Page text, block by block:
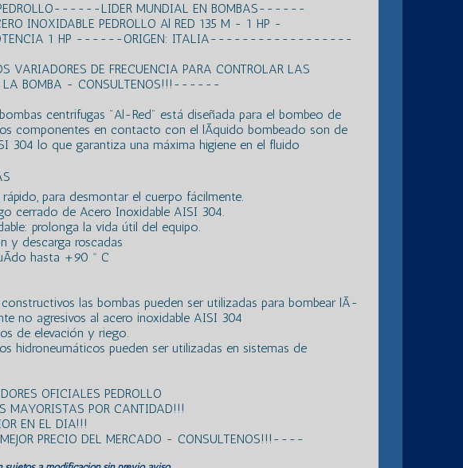
LIDER MUNDIAL EN BOMBAS------
INOXIDABLE PEDROLLO Al RED 135 M - 1 HP -
POTENCIA 1 HP ------ORIGEN: ITALIA------------------
VARIADORES DE FRECUENCIA PARA CONTROLAR LAS
LA BOMBA - CONSULTENOS!!!------
centrifugas "Al-Red" está diseñada para el bombeo de
componentes en contacto con el lÃ­quido bombeado son de
304 lo que garantiza una máxima higiene en el fluido
para desmontar el cuerpo fácilmente.
cerrado de Acero Inoxidable AISI 304.
prolonga la vida útil del equipo.
y descarga roscadas
hasta +90 º C
constructivos las bombas pueden ser utilizadas para bombear lÃ­
no agresivos al acero inoxidable AISI 304
de elevación y riego.
hidroneumáticos pueden ser utilizadas en sistemas de
OFICIALES PEDROLLO
MAYORISTAS POR CANTIDAD!!!
EN EL DIA!!!
PRECIO DEL MERCADO - CONSULTENOS!!!----